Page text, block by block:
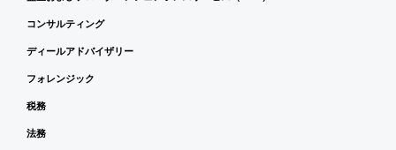
コンサルティング
ディールアドバイザリー
フォレンジック
税務
法務